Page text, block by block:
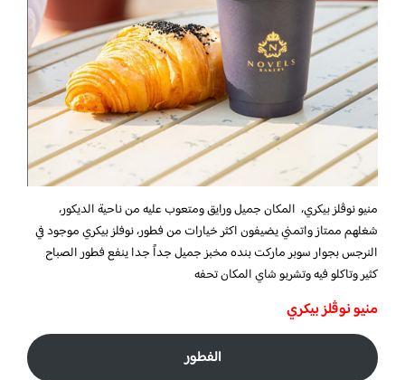
منيو نوڤلز بيكري، المكان جميل ورايق ومتعوب عليه من ناحية الديكور،
شغلهم ممتاز واتمني يضيفون اكثر خيارات من فطور، نوفلز بيكري موجود في
النرجس بجوار سوبر ماركت بنده مخبز جميل جداً جدا ينفع فطور الصباح
كثير وتاكلو فيه وتشربو شاي المكان تحفه
منيو نوڤلز بيكري
الفطور